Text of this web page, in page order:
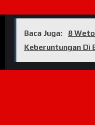
Baca Juga:
8
Keberuntungan Di